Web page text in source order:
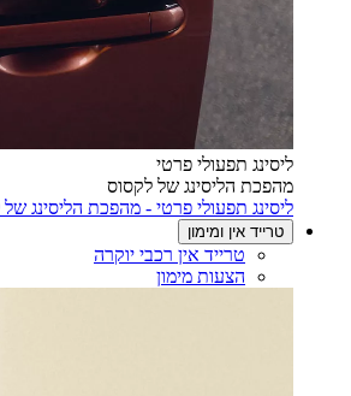
ליסינג תפעולי פרטי
מהפכת הליסינג של לקסוס
ליסינג תפעולי פרטי - מהפכת הליסינג
טרייד אין ומימון
טרייד אין רכבי יוקרה
הצעות מימון